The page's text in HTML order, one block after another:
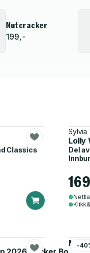
Nutcracker
199,-
Classics
Sylvia
Lolly
Del av
-